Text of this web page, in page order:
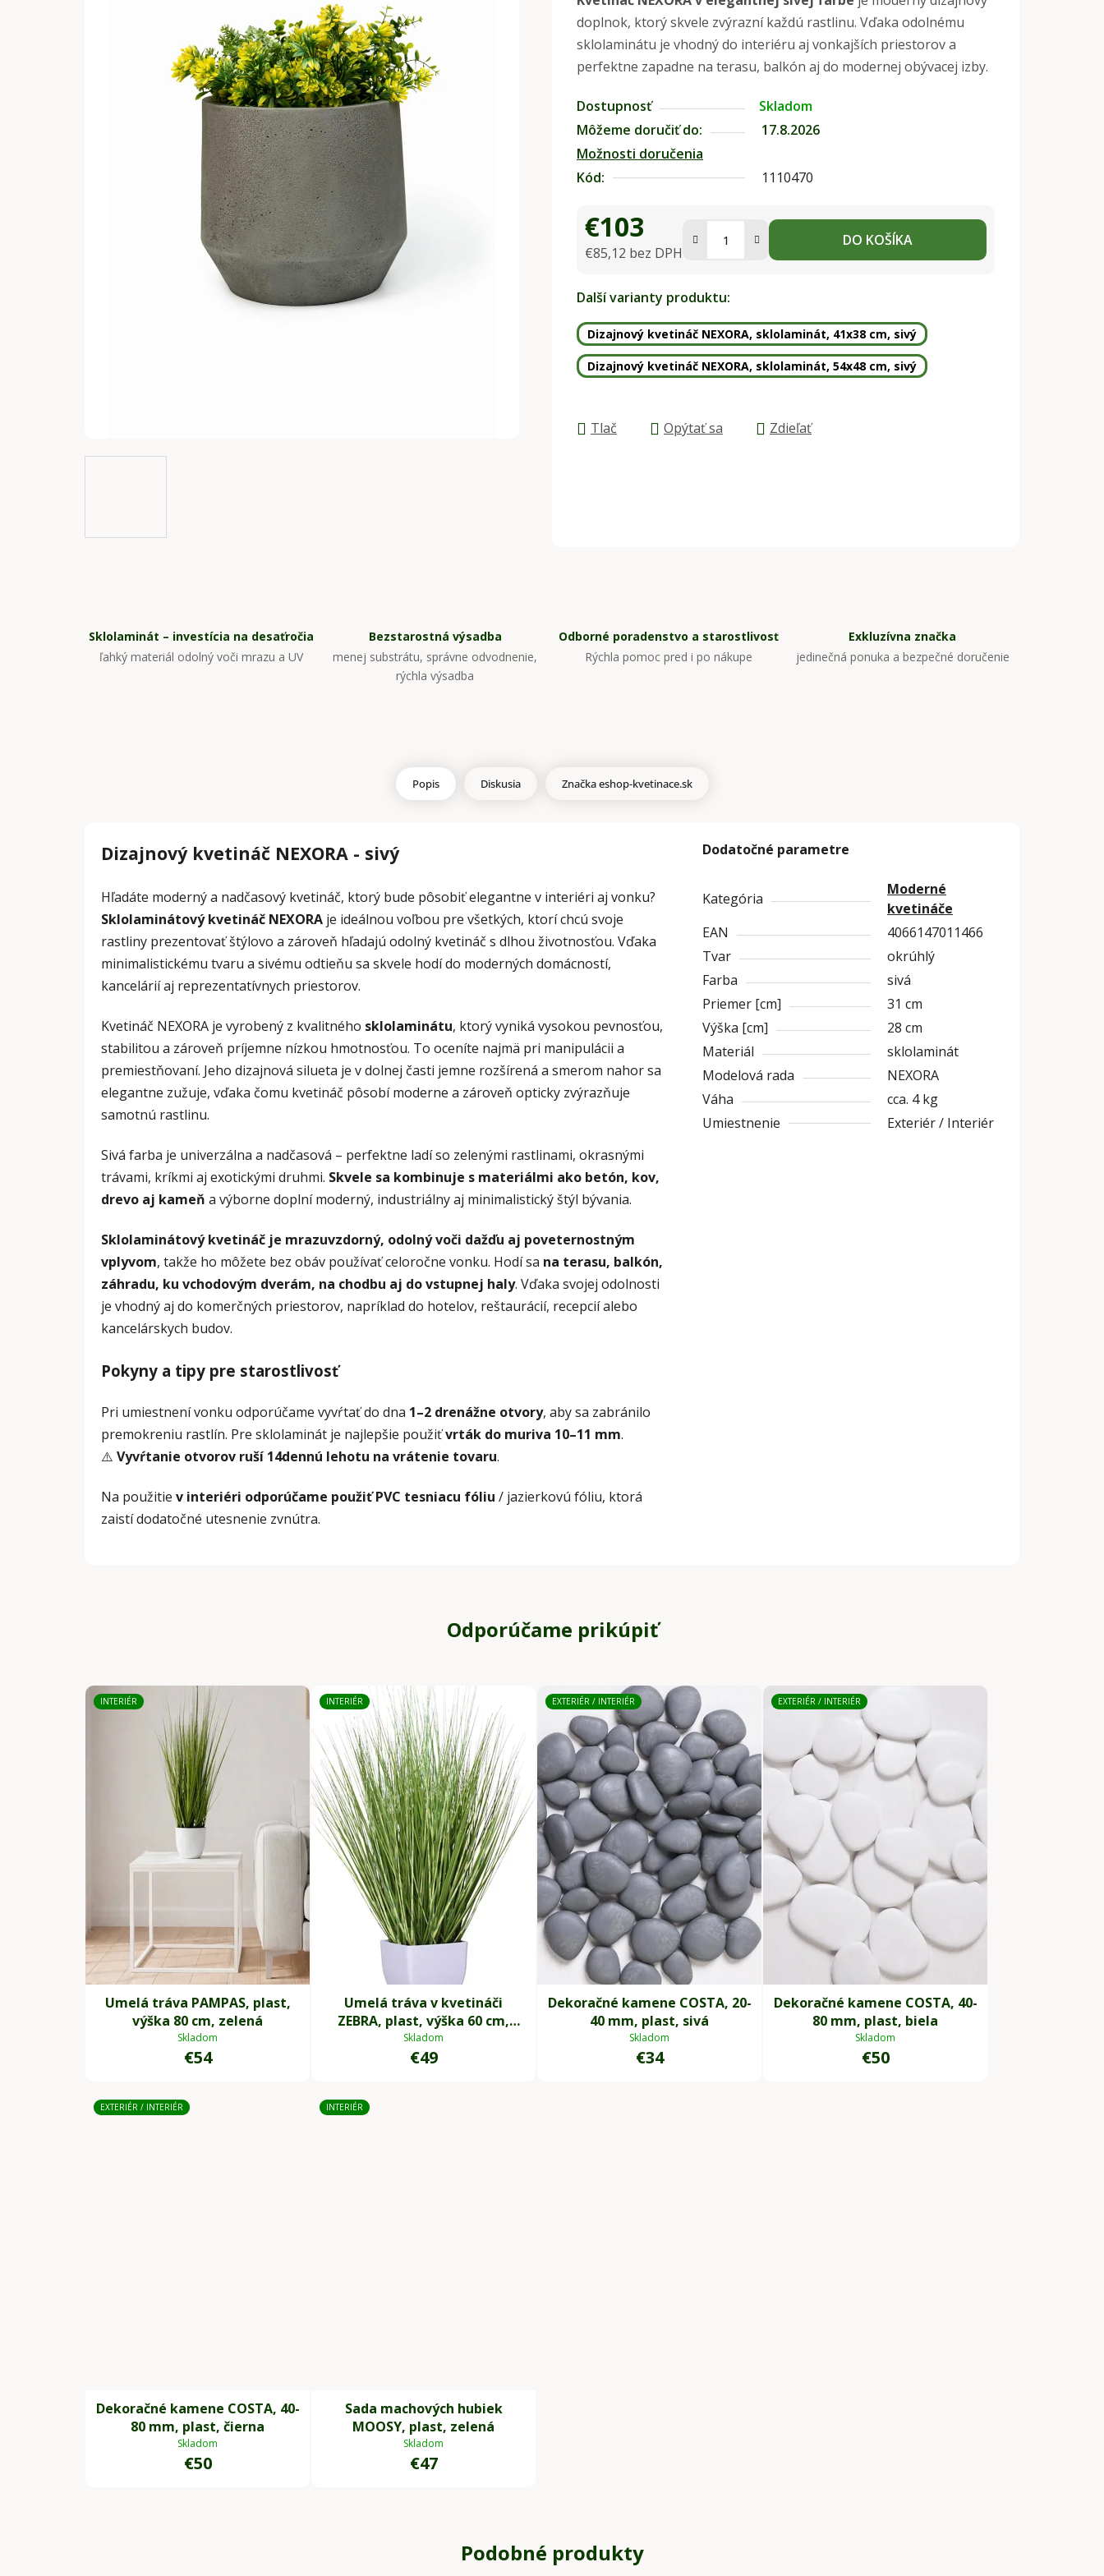
je
0,0
z
hviezdičiek.
doplnok, ktorý skvele zvýrazní každú rastlinu. Vďaka odolnému
sklolaminátu je vhodný do interiéru aj vonkajších priestorov a
perfektne zapadne na terasu, balkón aj do modernej obývacej izby.
Dostupnosť
Skladom
Môžeme doručiť do:
17.8.2026
Možnosti doručenia
Kód:
1110470
€103
€85,12 bez DPH
DO KOŠÍKA
Další varianty produktu:
Dizajnový kvetináč NEXORA, sklolaminát, 41x38 cm, sivý
Dizajnový kvetináč NEXORA, sklolaminát, 54x48 cm, sivý
Tlač Opýtať sa Zdieľať
Sklolaminát – investícia na desaťročia
ľahký materiál odolný voči mrazu a UV
Bezstarostná výsadba
menej substrátu, správne odvodnenie,
rýchla výsadba
Odborné poradenstvo a starostlivosť
Rýchla pomoc pred i po nákupe
Exkluzívna značka
jedinečná ponuka a bezpečné doručenie
Popis Diskusia Značkaeshop-kvetinace.sk
Dizajnový kvetináč NEXORA - sivý
Hľadáte moderný a nadčasový kvetináč, ktorý bude pôsobiť elegantne v interiéri aj vonku?
Sklolaminátový kvetináč NEXORA je ideálnou voľbou pre všetkých, ktorí chcú svoje
rastliny prezentovať štýlovo a zároveň hľadajú odolný kvetináč s dlhou životnosťou. Vďaka
minimalistickému tvaru a sivému odtieňu sa skvele hodí do moderných domácností,
kancelárií aj reprezentatívnych priestorov.
Kvetináč NEXORA je vyrobený z kvalitného sklolaminátu, ktorý vyniká vysokou pevnosťou,
stabilitou a zároveň príjemne nízkou hmotnosťou. To oceníte najmä pri manipulácii a
premiestňovaní. Jeho dizajnová silueta je v dolnej časti jemne rozšírená a smerom nahor sa
elegantne zužuje, vďaka čomu kvetináč pôsobí moderne a zároveň opticky zvýrazňuje
samotnú rastlinu.
Sivá farba je univerzálna a nadčasová – perfektne ladí so zelenými rastlinami, okrasnými
trávami, kríkmi aj exotickými druhmi. Skvele sa kombinuje s materiálmi ako betón, kov,
drevo aj kameň a výborne doplní moderný, industriálny aj minimalistický štýl bývania.
Sklolaminátový kvetináč je mrazuvzdorný, odolný voči dažďu aj poveternostným
vplyvom, takže ho môžete bez obáv používať celoročne vonku. Hodí sa na terasu, balkón,
záhradu, ku vchodovým dverám, na chodbu aj do vstupnej haly. Vďaka svojej odolnosti
je vhodný aj do komerčných priestorov, napríklad do hotelov, reštaurácií, recepcií alebo
kancelárskych budov.
Pokyny a tipy pre starostlivosť
Pri umiestnení vonku odporúčame vyvŕtať do dna 1–2 drenážne otvory, aby sa zabránilo
premokreniu rastlín. Pre sklolaminát je najlepšie použiťvrták do muriva 10–11 mm.
⚠️ Vyvŕtanie otvorov ruší 14dennú lehotu na vrátenie tovaru.
Na použitie v interiéri odporúčame použiť PVC tesniacu fóliu / jazierkovú fóliu, ktorá
zaistí dodatočné utesnenie zvnútra.
Dodatočné parametre
Kategória
Moderné
kvetináče
EAN
4066147011466
Tvar
okrúhlý
Farba
sivá
Priemer [cm]
31 cm
Výška [cm]
28 cm
Materiál
sklolaminát
Modelová rada
NEXORA
Váha
cca. 4 kg
Umiestnenie
Exteriér / Interiér
Odporúčame prikúpiť
INTERIÉR
Umelá tráva PAMPAS, plast,
výška 80 cm, zelená
Skladom
€54
INTERIÉR
Umelá tráva v kvetináči
ZEBRA, plast, výška 60 cm,
zelená
Skladom
€49
EXTERIÉR / INTERIÉR
Dekoračné kamene COSTA, 20-
40 mm, plast, sivá
Skladom
€34
EXTERIÉR / INTERIÉR
Dekoračné kamene COSTA, 40-
80 mm, plast, biela
Skladom
€50
EXTERIÉR / INTERIÉR
Dekoračné kamene COSTA, 40-
80 mm, plast, čierna
Skladom
€50
INTERIÉR
Sada machových hubiek
MOOSY, plast, zelená
Skladom
€47
Podobné produkty